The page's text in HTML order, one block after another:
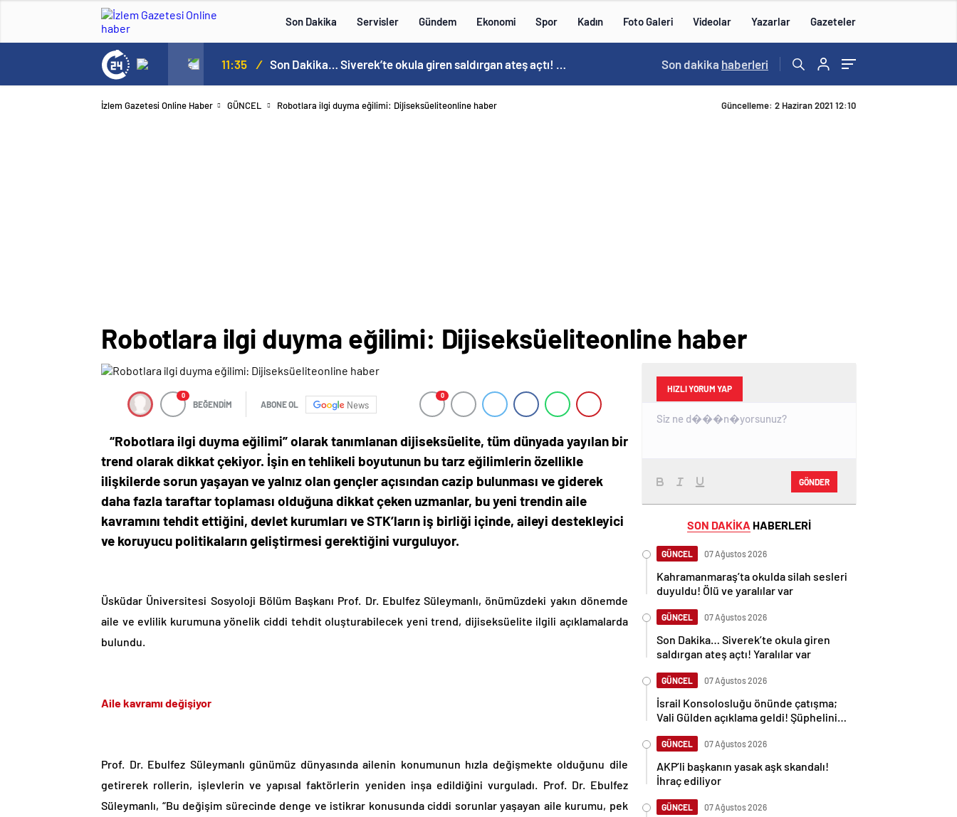
Son Dakika Servisler Gündem Ekonomi Spor Kadın Foto Galeri Videolar Yazarlar Gazeteler
Kahramanmaraş’ta okulda silah sesleri duyuldu! Ölü ve yaralılar var 11:35 / Son Dakika… Siverek’te okula giren saldırgan ateş açtı! Yaralılar var 15:43 /
Son dakika haberleri
İzlem Gazetesi Online Haber GÜNCEL Robotlara ilgi duyma eğilimi: Dijiseksüeliteonline haber Güncelleme: 2 Haziran 2021 12:10
Robotlara ilgi duyma eğilimi: Dijiseksüeliteonline haber
0
BEĞENDİM ABONE OL News
0
“Robotlara ilgi duyma eğilimi” olarak tanımlanan dijiseksüelite, tüm dünyada yayılan bir
trend olarak dikkat çekiyor. İşin en tehlikeli boyutunun bu tarz eğilimlerin özellikle
ilişkilerde sorun yaşayan ve yalnız olan gençler açısından cazip bulunması ve giderek
daha fazla taraftar toplaması olduğuna dikkat çeken uzmanlar, bu yeni trendin aile
kavramını tehdit ettiğini, devlet kurumları ve STK’ların iş birliği içinde, aileyi destekleyici
ve koruyucu politikaların geliştirmesi gerektiğini vurguluyor.
Üsküdar Üniversitesi Sosyoloji Bölüm Başkanı Prof. Dr. Ebulfez Süleymanlı, önümüzdeki yakın dönemde
aile ve evlilik kurumuna yönelik ciddi tehdit oluşturabilecek yeni trend, dijiseksüelite ilgili açıklamalarda
bulundu.
Aile kavramı değişiyor
Prof. Dr. Ebulfez Süleymanlı günümüz dünyasında ailenin konumunun hızla değişmekte olduğunu dile
getirerek rollerin, işlevlerin ve yapısal faktörlerin yeniden inşa edildiğini vurguladı. Prof. Dr. Ebulfez
Süleymanlı, “Bu değişim sürecinde denge ve istikrar konusunda ciddi sorunlar yaşayan aile kurumu, pek
HIZLI YORUM YAP
GÖNDER
SON DAKİKA HABERLERİ
GÜNCEL 07 Ağustos 2026
Kahramanmaraş’ta okulda silah sesleri
duyuldu! Ölü ve yaralılar var
GÜNCEL 07 Ağustos 2026
Son Dakika… Siverek’te okula giren
saldırgan ateş açtı! Yaralılar var
GÜNCEL 07 Ağustos 2026
İsrail Konsolosluğu önünde çatışma;
Vali Gülden açıklama geldi! Şüphelinin
GÜNCEL 07 Ağustos 2026
AKP’li başkanın yasak aşk skandalı!
İhraç ediliyor
GÜNCEL 07 Ağustos 2026